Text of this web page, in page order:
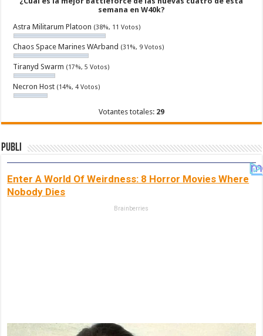
semana en W40k?
Astra Militarum Platoon (38%, 11 Votos)
Chaos Space Marines WArband (31%, 9 Votos)
Tiranyd Swarm (17%, 5 Votos)
Necron Host (14%, 4 Votos)
Votantes totales: 29
Publi
Enter A World Of Weirdness: 8 Horror Movies Where
Nobody Dies
Brainberries